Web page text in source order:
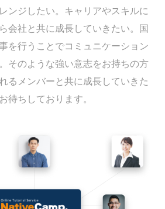
ンジしたい。キャリアやスキルに
会社と共に成長していきたい。国
を行うことでコミュニケーション
そのような強い意志をお持ちの方
るメンバーと共に成長していきた
待ちしております。